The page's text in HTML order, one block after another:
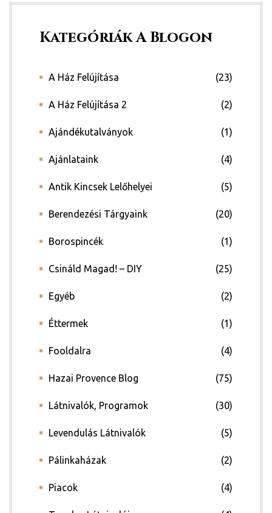
Kategóriák A Blogon
A Ház Felújítása (23)
A Ház Felújítása 2 (2)
Ajándékutalványok (1)
Ajánlataink (4)
Antik Kincsek Lelőhelyei (5)
Berendezési Tárgyaink (20)
Borospincék (1)
Csináld Magad! – DIY (25)
Egyéb (2)
Éttermek (1)
Fooldalra (4)
Hazai Provence Blog (75)
Látnivalók, Programok (30)
Levendulás Látnivalók (5)
Pálinkaházak (2)
Piacok (4)